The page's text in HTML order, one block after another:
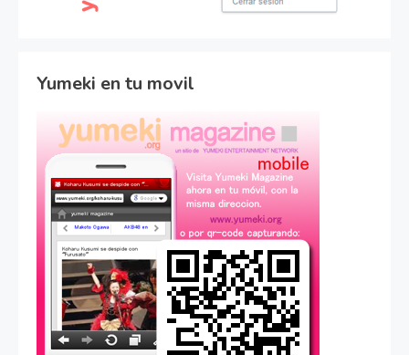
Yumeki en tu movil